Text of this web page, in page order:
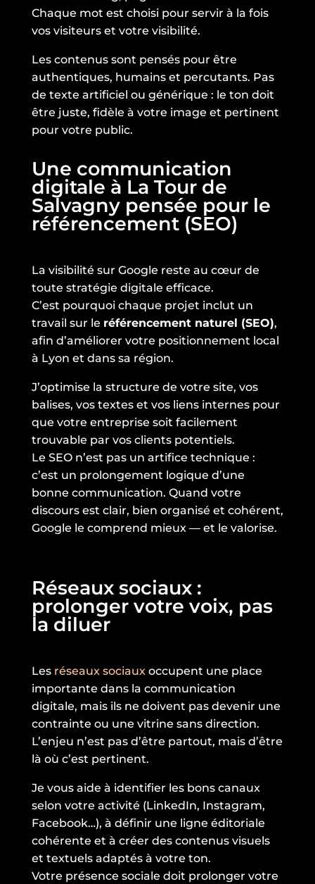
Chaque mot est choisi pour servir à la fois
vos visiteurs et votre visibilité.
Les contenus sont pensés pour être
authentiques, humains et percutants. Pas
de texte artificiel ou générique : le ton doit
être juste, fidèle à votre image et pertinent
pour votre public.
Une communication
digitale à La Tour de
Salvagny pensée pour le
référencement (SEO)
La visibilité sur Google reste au cœur de
toute stratégie digitale efficace.
C’est pourquoi chaque projet inclut un
travail sur le référencement naturel (SEO),
afin d’améliorer votre positionnement local
à Lyon et dans sa région.
J’optimise la structure de votre site, vos
balises, vos textes et vos liens internes pour
que votre entreprise soit facilement
trouvable par vos clients potentiels.
Le SEO n’est pas un artifice technique :
c’est un prolongement logique d’une
bonne communication. Quand votre
discours est clair, bien organisé et cohérent,
Google le comprend mieux — et le valorise.
Réseaux sociaux :
prolonger votre voix, pas
la diluer
Les réseaux sociauxoccupent une place
importante dans la communication
digitale, mais ils ne doivent pas devenir une
contrainte ou une vitrine sans direction.
L’enjeu n’est pas d’être partout, mais d’être
là où c’est pertinent.
Je vous aide à identifier les bons canaux
selon votre activité (LinkedIn, Instagram,
Facebook…), à définir une ligne éditoriale
cohérente et à créer des contenus visuels
et textuels adaptés à votre ton.
Votre présence sociale doit prolonger votre